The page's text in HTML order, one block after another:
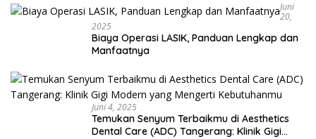
Juni
20,
2025
Biaya Operasi LASIK, Panduan Lengkap dan
Manfaatnya
Juni 4, 2025
Temukan Senyum Terbaikmu di Aesthetics
Dental Care (ADC) Tangerang: Klinik Gigi